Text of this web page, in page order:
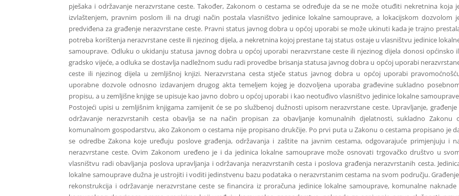
pješaka i održavanje nerazvrstane ceste. Također, Zakonom o cestama se određuje da se ne može otuđiti nekretnina koja
izvlaštenjem, pravnim poslom ili na drugi način postala vlasništvo jedinice lokalne samouprave, a lokacijskom dozvolom
predviđena za građenje nerazvrstane ceste. Pravni status javnog dobra u općoj uporabi se može ukinuti kada je trajno
potreba korištenja nerazvrstane ceste ili njezinog dijela, a nekretnina kojoj prestane taj status ostaje u vlasništvu jedinice
samouprave. Odluku o ukidanju statusa javnog dobra u općoj uporabi nerazvrstane ceste ili njezinog dijela donosi općinsko
gradsko vijeće, a odluka se dostavlja nadležnom sudu radi provedbe brisanja statusa javnog dobra u općoj uporabi
ceste ili njezinog dijela u zemljišnoj knjizi. Nerazvrstana cesta stječe status javnog dobra u općoj uporabi
uporabne dozvole odnosno izdavanjem drugog akta temeljem kojeg je dozvoljena uporaba građevine sukladno
propisu, a u zemljišne knjige se upisuje kao javno dobro u općoj uporabi i kao neotuđivo vlasništvo jedinice lokalne
Postojeći upisi u zemljišnim knjigama zamijenit će se po službenoj dužnosti upisom nerazvrstane ceste. Upravljanje, građenje
održavanje nerazvrstanih cesta obavlja se na način propisan za obavljanje komunalnih djelatnosti, sukladno Zakonu
komunalnom gospodarstvu, ako Zakonom o cestama nije propisano drukčije. Po prvi puta u Zakonu o cestama propisano je
se odredbe Zakona koje uređuju poslove građenja, održavanja i zaštite na javnim cestama, odgovarajuće primjenjuju i
nerazvrstane ceste. Ovim Zakonom uređeno je i da jedinica lokalne samouprave može osnovati trgovačko društvo u
vlasništvu radi obavljanja poslova upravljanja i održavanja nerazvrstanih cesta i poslova građenja nerazvrstanih cesta.
lokalne samouprave dužna je ustrojiti i voditi jedinstvenu bazu podataka o nerazvrstanim cestama na svom području.
rekonstrukcija i održavanje nerazvrstane ceste se financira iz proračuna jedinice lokalne samouprave, komunalne naknade